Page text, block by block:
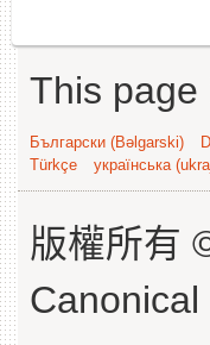
This page
Български (Bəlgarski)
Türkçe
українська
版權所有
Canonical